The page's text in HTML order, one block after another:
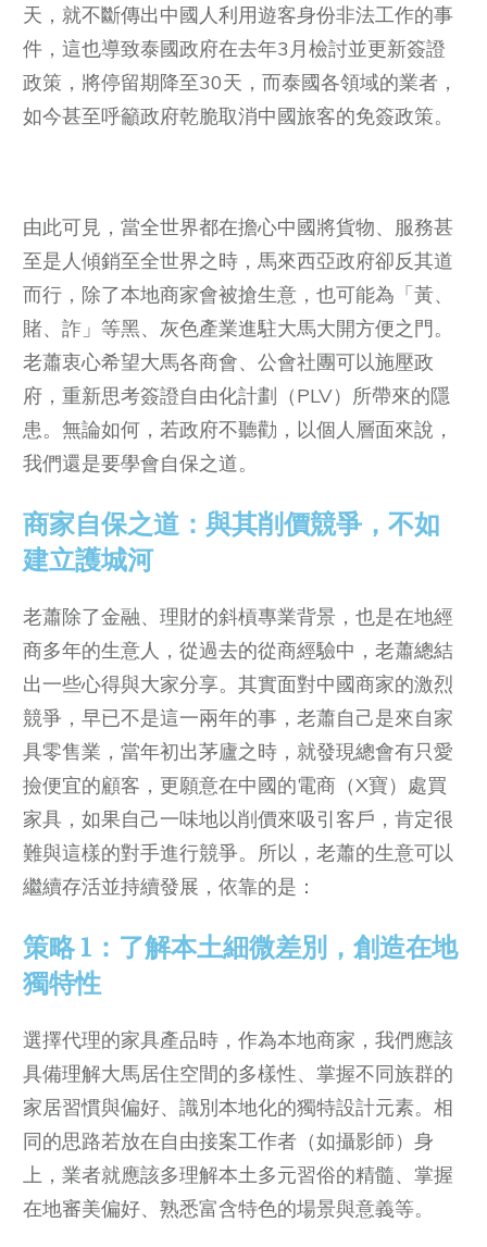
天，就不斷傳出中國人利用遊客身份非法工作的事
件，這也導致泰國政府在去年3月檢討並更新簽證
政策，將停留期降至30天，而泰國各領域的業者，
如今甚至呼籲政府乾脆取消中國旅客的免簽政策。
由此可見，當全世界都在擔心中國將貨物、服務甚
至是人傾銷至全世界之時，馬來西亞政府卻反其道
而行，除了本地商家會被搶生意，也可能為「黃、
賭、詐」等黑、灰色產業進駐大馬大開方便之門。
老蕭衷心希望大馬各商會、公會社團可以施壓政
府，重新思考簽證自由化計劃（PLV）所帶來的隱
患。無論如何，若政府不聽勸，以個人層面來說，
我們還是要學會自保之道。
商家自保之道：與其削價競爭，不如
建立護城河
老蕭除了金融、理財的斜槓專業背景，也是在地經
商多年的生意人，從過去的從商經驗中，老蕭總結
出一些心得與大家分享。其實面對中國商家的激烈
競爭，早已不是這一兩年的事，老蕭自己是來自家
具零售業，當年初出茅廬之時，就發現總會有只愛
撿便宜的顧客，更願意在中國的電商（X寶）處買
家具，如果自己一味地以削價來吸引客戶，肯定很
難與這樣的對手進行競爭。所以，老蕭的生意可以
繼續存活並持續發展，依靠的是：
策略 1：了解本土細微差別，創造在地
獨特性
選擇代理的家具產品時，作為本地商家，我們應該
具備理解大馬居住空間的多樣性、掌握不同族群的
家居習慣與偏好、識別本地化的獨特設計元素。相
同的思路若放在自由接案工作者（如攝影師）身
上，業者就應該多理解本土多元習俗的精髓、掌握
在地審美偏好、熟悉富含特色的場景與意義等。